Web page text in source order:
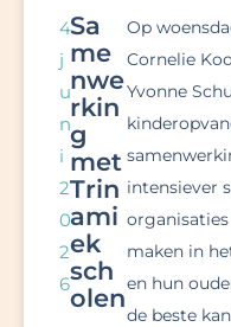
4
j
u
n
i
2
0
2
6
Sa
me
nwe
rkin
g
met
Trin
ami
ek
sch
olen
Op
Cornelie
Yvonne
intensiever
maken in
en hun
de beste